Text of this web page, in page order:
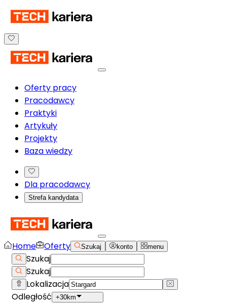
Oferty pracy
Pracodawcy
Praktyki
Artykuły
Projekty
Baza wiedzy
Dla pracodawcy
Strefa kandydata
Home Oferty Szukaj konto menu
Szukaj
Szukaj
Lokalizacja
Odległość +30km